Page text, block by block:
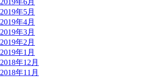
2019年6月
2019年5月
2019年4月
2019年3月
2019年2月
2019年1月
2018年12月
2018年11月